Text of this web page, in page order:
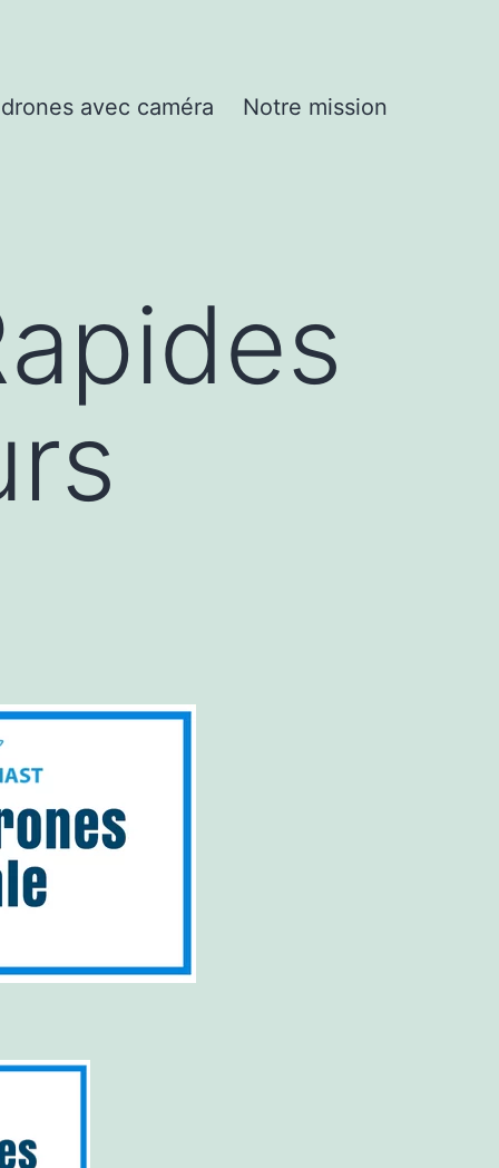
drones avec caméra Notre mission